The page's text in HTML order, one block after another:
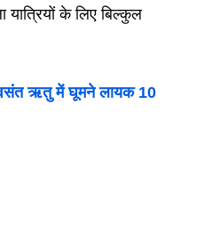
के लिए बिल्कुल
ऋतु में घूमने लायक 10